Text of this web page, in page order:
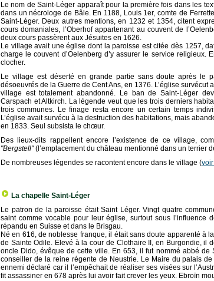
Le nom de Saint-Léger apparaît pour la première fois dans les
dans un nécrologe de Bâle. En 1188, Louis 1er, comte de
Saint-Léger. Deux autres mentions, en 1232 et 1354, citent
cours domaniales, l’Oberhof appartenant au couvent de
deux cours passèrent aux Jésuites en 1626.
Le village avait une église dont la paroisse est citée dès 1257,
charge le couvent d’Oelenberg d’y assurer le service
clocher.
Le village est déserté en grande partie sans doute après le
désoeuvrés de la Guerre de Cent Ans, en 1376. L’église survécut
village est totalement abandonné. Le ban de Saint-Léger
Carspach et Altkirch. La légende veut que les trois derniers
trois communes. Le finage resta encore un certain temps
L’église avait survécu à la destruction des habitations, mais
en 1833. Seul subsista le chœur.
Des lieux-dits rappellent encore l’existence de ce village,
"Bergstell"(l’emplacement du château mentionné dans un terrier
De nombreuses légendes se racontent encore dans le village (
La chapelle Saint-Léger
Le patron de la paroisse était Saint Léger. Vingt quatre
saint comme vocable pour leur église, surtout sous l’influence
répandu en Suisse et dans le Brisgau.
Né en 616, de noblesse franque, il était sans doute apparenté à
de Sainte Odile. Elevé à la cour de Clothaire II, en Burgondie, il
oncle Dido, évêque de cette ville. En 653, il fut nommé abbé de
conseiller de la reine régente de Neustrie. Le Maire du palais
ennemi déclaré car il l’empêchait de réaliser ses visées sur
fit assassiner en 678 après lui avoir fait crever les yeux. Ebroïn